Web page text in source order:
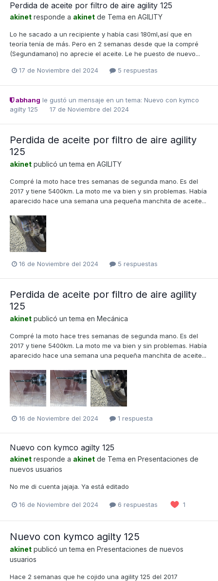
Perdida de aceite por filtro de aire agility 125
akinet responde a akinet de Tema en AGILITY
Lo he sacado a un recipiente y había casi 180ml,así que en
teoría tenía de más. Pero en 2 semanas desde que la compré
(Segundamano) no aprecie el aceite. Le he puesto de nuevo...
17 de Noviembre del 2024 5 respuestas
abhang le gustó un mensaje en un tema: Nuevo con kymco
agilty 125
17 de Noviembre del 2024
Perdida de aceite por filtro de aire agility
125
akinet publicó un tema en AGILITY
Compré la moto hace tres semanas de segunda mano. Es del
2017 y tiene 5400km. La moto me va bien y sin problemas. Había
aparecido hace una semana una pequeña manchita de aceite...
16 de Noviembre del 2024 5 respuestas
Perdida de aceite por filtro de aire agility
125
akinet publicó un tema en Mecánica
Compré la moto hace tres semanas de segunda mano. Es del
2017 y tiene 5400km. La moto me va bien y sin problemas. Había
aparecido hace una semana una pequeña manchita de aceite...
16 de Noviembre del 2024 1 respuesta
Nuevo con kymco agilty 125
akinet responde a akinet de Tema en Presentaciones de
nuevos usuarios
No me di cuenta jajaja. Ya está editado
16 de Noviembre del 2024 6 respuestas 1
Nuevo con kymco agilty 125
akinet publicó un tema en Presentaciones de nuevos
usuarios
Hace 2 semanas que he cojido una agility 125 del 2017